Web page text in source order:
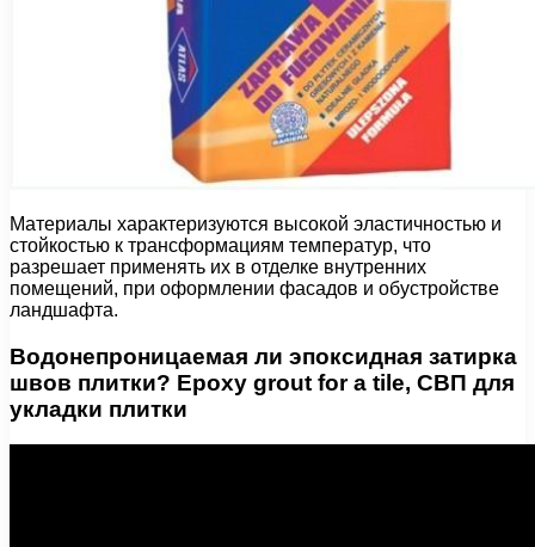
Материалы характеризуются высокой эластичностью и
стойкостью к трансформациям температур, что
разрешает применять их в отделке внутренних
помещений, при оформлении фасадов и обустройстве
ландшафта.
Водонепроницаемая ли эпоксидная затирка
швов плитки? Epoxy grout for a tile, СВП для
укладки плитки